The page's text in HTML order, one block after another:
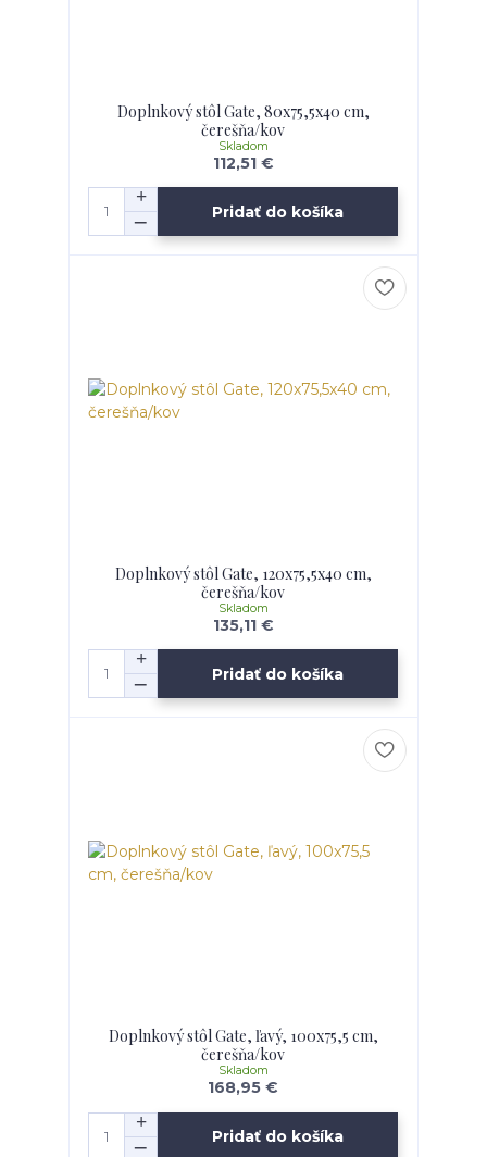
Doplnkový stôl Gate, 80x75,5x40 cm,
čerešňa/kov
112,51 €
Skladom
Pridať do košíka
Doplnkový stôl Gate, 120x75,5x40 cm,
čerešňa/kov
135,11 €
Skladom
Pridať do košíka
Doplnkový stôl Gate, ľavý, 100x75,5 cm,
čerešňa/kov
168,95 €
Skladom
Pridať do košíka